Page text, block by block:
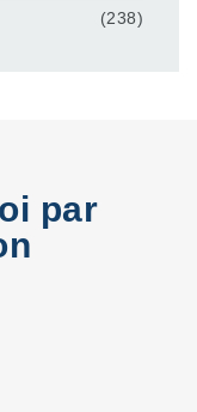
(238)
par